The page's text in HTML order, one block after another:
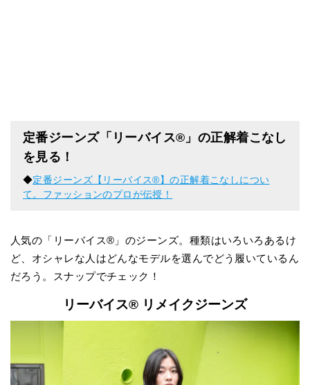
定番ジーンズ「リーバイス®︎」の正解着こなし
を見る！
◆定番ジーンズ【リーバイス®】の正解着こなしについ
て。ファッションのプロが伝授！
人気の「リーバイス®︎」のジーンズ。種類はいろいろあるけ
ど、オシャレな人はどんなモデルを選んでどう履いているん
だろう。スナップでチェック！
リーバイス®️ リメイクジーンズ